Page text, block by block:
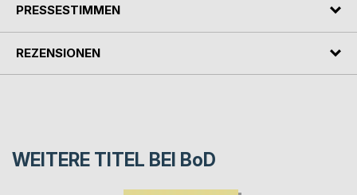
PRESSESTIMMEN
REZENSIONEN
WEITERE TITEL BEI BoD